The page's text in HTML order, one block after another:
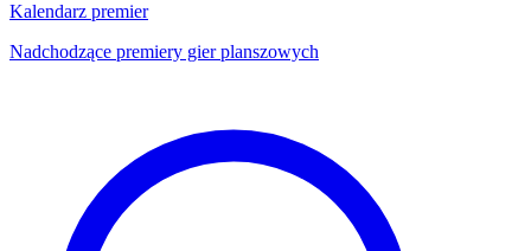
Kalendarz premier
Nadchodzące premiery gier planszowych